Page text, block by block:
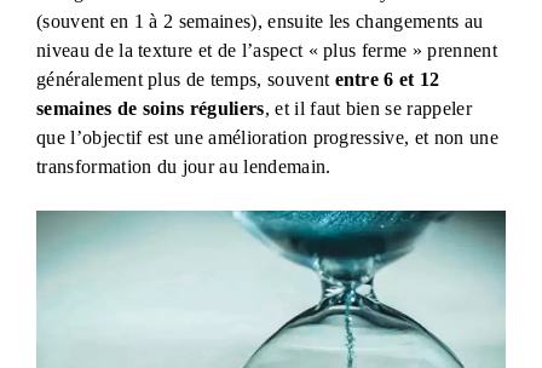
(souvent en 1 à 2 semaines), ensuite les changements au
niveau de la texture et de l’aspect « plus ferme » prennent
généralement plus de temps, souvent entre 6 et 12
semaines de soins réguliers, et il faut bien se rappeler
que l’objectif est une amélioration progressive, et non une
transformation du jour au lendemain.